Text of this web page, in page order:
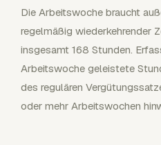
Die Arbeitswoche braucht
regelmäßig wiederkehrender
insgesamt 168 Stunden.
Arbeitswoche geleistete
des regulären
oder mehr Arbeitswochen